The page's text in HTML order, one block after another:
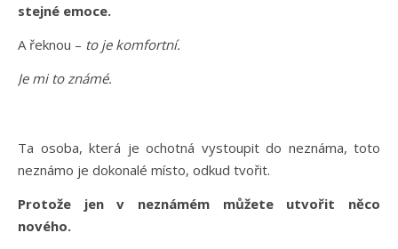
stejné emoce.
A řeknou – to je komfortní.
Je mi to známé.
Ta osoba, která je ochotná vystoupit do neznáma, toto
neznámo je dokonalé místo, odkud tvořit.
Protože jen v neznámém můžete utvořit něco
nového.